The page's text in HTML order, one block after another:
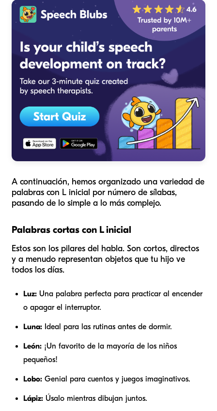
A continuación, hemos organizado una variedad de
palabras con L inicial por número de sílabas,
pasando de lo simple a lo más complejo.
Palabras cortas con L inicial
Estos son los pilares del habla. Son cortos, directos
y a menudo representan objetos que tu hijo ve
todos los días.
Luz: Una palabra perfecta para practicar al encender
o apagar el interruptor.
Luna: Ideal para las rutinas antes de dormir.
León: ¡Un favorito de la mayoría de los niños
pequeños!
Lobo: Genial para cuentos y juegos imaginativos.
Lápiz: Úsalo mientras dibujan juntos.